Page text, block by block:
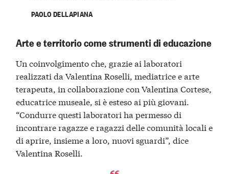
PAOLO DELLAPIANA
Arte e territorio come strumenti di educazione
Un coinvolgimento che, grazie ai laboratori
realizzati da Valentina Roselli, mediatrice e arte
terapeuta, in collaborazione con Valentina Cortese,
educatrice museale, si è esteso ai più giovani.
“Condurre questi laboratori ha permesso di
incontrare ragazze e ragazzi delle comunità locali e
di aprire, insieme a loro, nuovi sguardi”, dice
Valentina Roselli.